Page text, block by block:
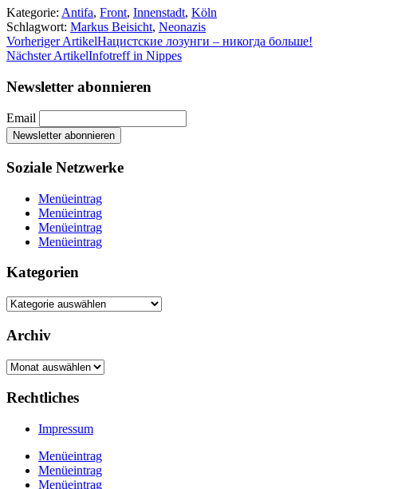
Kategorie: Antifa, Front, Innenstadt, Köln
Schlagwort: Markus Beisicht, Neonazis
Vorheriger ArtikelНацистские лозунги – никогда больше!
Nächster ArtikelInfotreff in Nippes
Newsletter abonnieren
Email
Soziale Netzwerke
Menüeintrag
Menüeintrag
Menüeintrag
Menüeintrag
Kategorien
Kategorien
Archiv
Archiv
Rechtliches
Impressum
Menüeintrag
Menüeintrag
Menüeintrag